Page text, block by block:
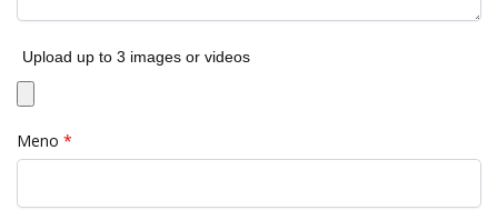
Upload up to 3 images or videos
Meno *